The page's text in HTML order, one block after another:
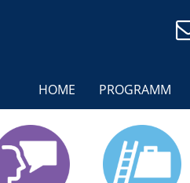
HOME PROGRAMM